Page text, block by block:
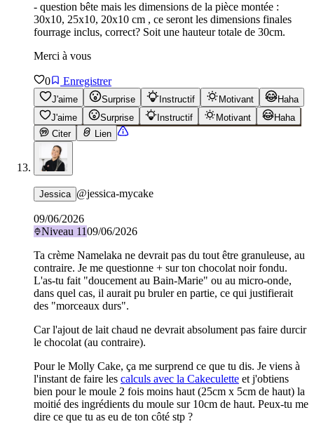
- question bête mais les dimensions de la pièce montée :
30x10, 25x10, 20x10 cm , ce seront les dimensions finales
fourrage inclus, correct? Soit une hauteur totale de 30cm.
Merci à vous
0 Enregistrer
J'aime Surprise Instructif Motivant
Haha
J'aime
Surprise Instructif Motivant
Haha
Citer
Lien
Jessica @jessica-mycake
09/06/2026
Niveau 1109/06/2026
Ta crème Namelaka ne devrait pas du tout être granuleuse, au
contraire. Je me questionne + sur ton chocolat noir fondu.
L'as-tu fait "doucement au Bain-Marie" ou au micro-onde,
dans quel cas, il aurait pu bruler en partie, ce qui justifierait
des "morceaux durs".
Car l'ajout de lait chaud ne devrait absolument pas faire durcir
le chocolat (au contraire).
Pour le Molly Cake, ça me surprend ce que tu dis. Je viens à
l'instant de faire les calculs avec la Cakeculette et j'obtiens
bien pour le moule 2 fois moins haut (25cm x 5cm de haut) la
moitié des ingrédients du moule sur 10cm de haut. Peux-tu me
dire ce que tu as eu de ton côté stp ?